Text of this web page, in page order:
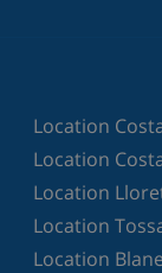
Location
Location
Location
Location
Location